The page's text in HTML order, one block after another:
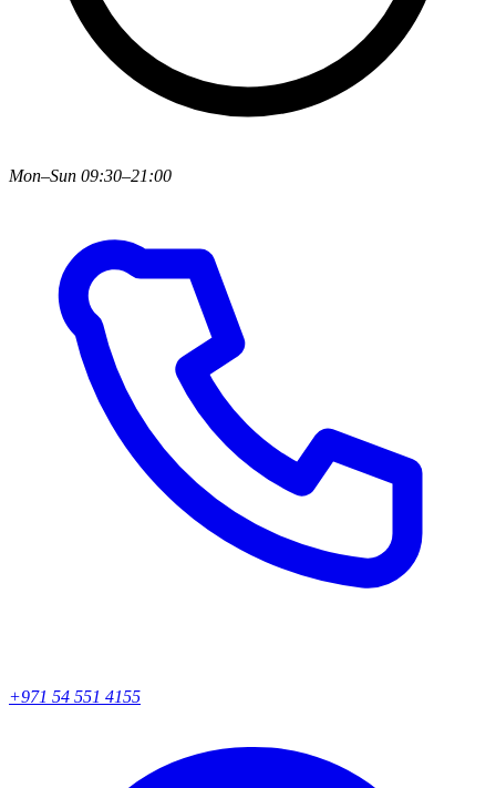
Mon–Sun 09:30–21:00
+971 54 551 4155